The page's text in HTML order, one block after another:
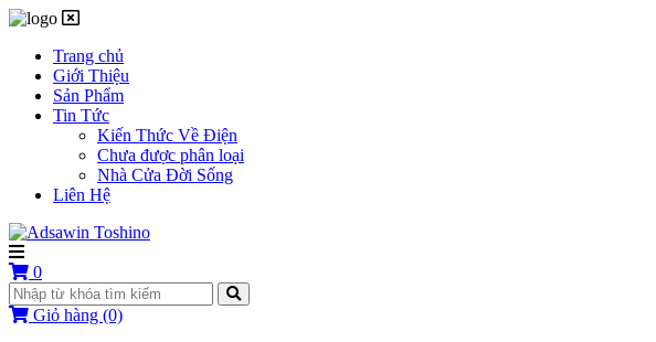
Trang chủ
Giới Thiệu
Sản Phẩm
Tin Tức
Kiến Thức Về Điện
Chưa được phân loại
Nhà Cửa Đời Sống
Liên Hệ
0
Giỏ hàng (0)